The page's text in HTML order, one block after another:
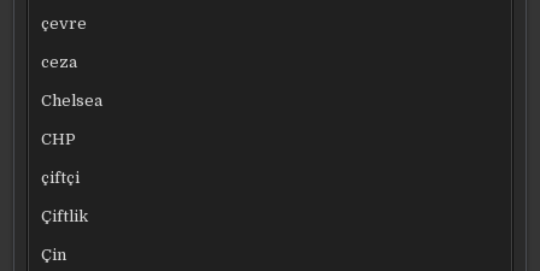
çevre
ceza
Chelsea
CHP
çiftçi
Çiftlik
Çin